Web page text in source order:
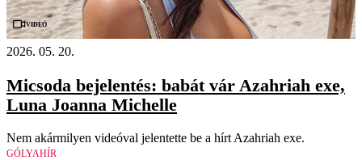
Videó
2026. 05. 20.
Micsoda bejelentés: babát vár Azahriah exe,
Luna Joanna Michelle
Nem akármilyen videóval jelentette be a hírt Azahriah exe.
GÓLYAHÍR